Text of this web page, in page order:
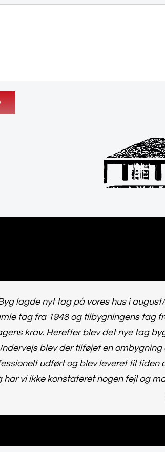
lagde nyt tag på vores hus i
tag fra 1948 og tilbygningens tag
krav. Herefter blev det nye tag
blev der tilføjet en
udført og blev leveret til tiden
har vi ikke konstateret nogen fejl og